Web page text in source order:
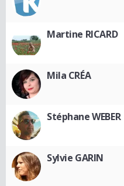
Martine RICARD
Mila CRÉA
Stéphane WEBER
Sylvie GARIN